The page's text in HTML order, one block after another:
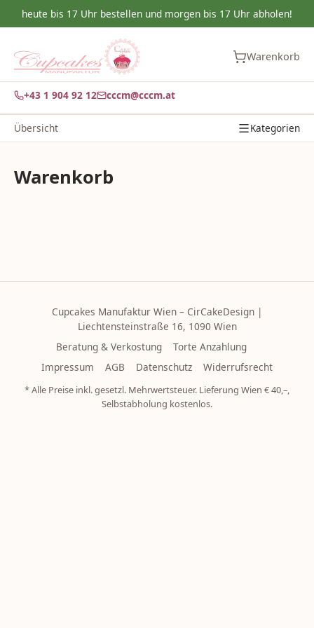
heute bis 17 Uhr bestellen und morgen bis 17 Uhr abholen!
Warenkorb
+43 1 904 92 12 cccm@cccm.at
Übersicht Kategorien
Warenkorb
Cupcakes Manufaktur Wien – CirCakeDesign |
Liechtensteinstraße 16, 1090 Wien
Beratung & Verkostung
Torte Anzahlung
Impressum
AGB Datenschutz Widerrufsrecht
* Alle Preise inkl. gesetzl. Mehrwertsteuer. Lieferung Wien € 40,–,
Selbstabholung kostenlos.